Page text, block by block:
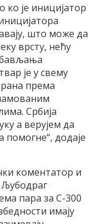
ко је иницијатор
што може да
врсту, нећу
је у свему
према
Србија
а верујем да
помогне“, додаје
коментатор и
Љубодраг
пара за С-300
имају